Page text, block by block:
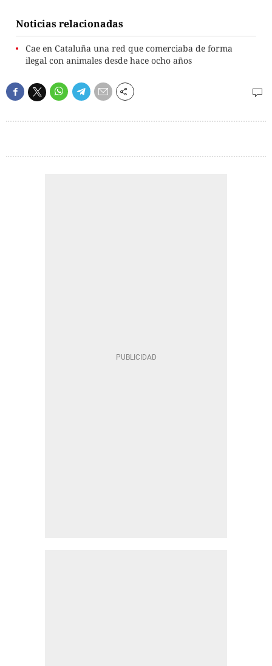
Noticias relacionadas
Cae en Cataluña una red que comerciaba de forma
ilegal con animales desde hace ocho años